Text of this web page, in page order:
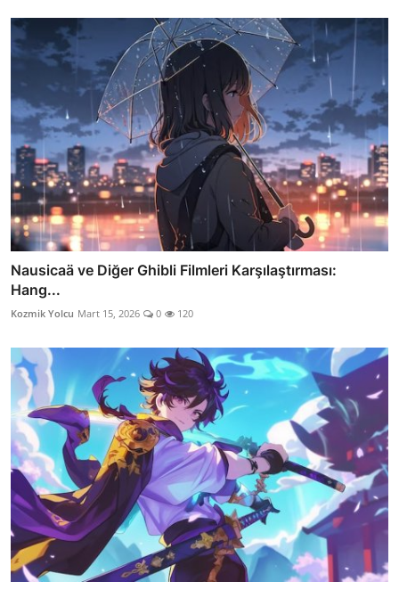
Nausicaä ve Diğer Ghibli Filmleri Karşılaştırması:
Hang...
Kozmik Yolcu Mart 15, 2026 0 120